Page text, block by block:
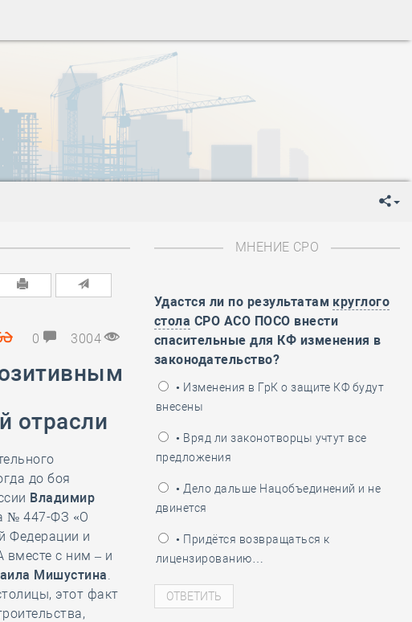
-День знаний
День сотрудника органов внутренних дел РФ
День полного освобождения Ленинграда от фашистской
мая- День Весны и Труда
мая-
День Победы!
-День пограничника
сентября-День знаний
-День сотрудника органов внутренних дел РФ
января
День полного освобождения Ленинграда от фашистской
День Весны и Труда
мая-День пограничника
0 3004
отрасли
до боя
Владимир
№ 447-ФЗ «О
Федерации и
вместе с ним – и
Мишустина.
этот факт
МНЕНИЕ СРО
Удастся ли по результатам круглого
стола СРО АСО ПОСО внести
спасительные для КФ изменения в
законодательство?
• Изменения в ГрК о защите КФ будут
внесены
• Вряд ли законотворцы учтут все
предложения
• Дело дальше Нацобъединений и не
двинется
• Придётся возвращаться к
лицензированию…